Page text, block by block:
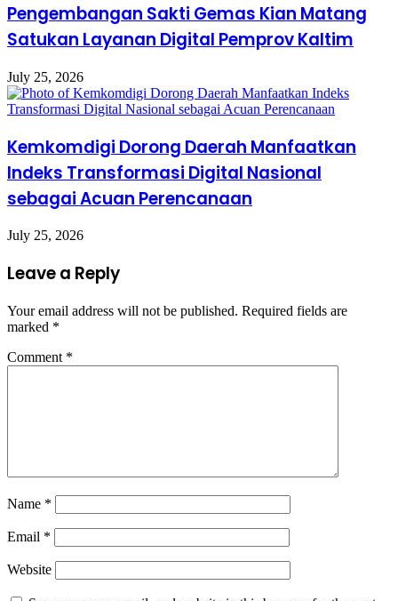
Pengembangan Sakti Gemas Kian Matang
Satukan Layanan Digital Pemprov Kaltim
July 25, 2026
Kemkomdigi Dorong Daerah Manfaatkan
Indeks Transformasi Digital Nasional
sebagai Acuan Perencanaan
July 25, 2026
Leave a Reply
Your email address will not be published. Required fields are
marked *
Comment *
Name *
Email *
Website